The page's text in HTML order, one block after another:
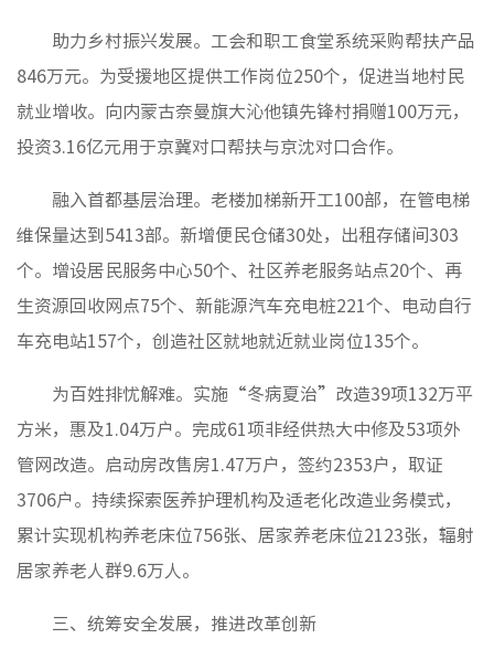
助力乡村振兴发展。工会和职工食堂系统采购帮扶产品
846万元。为受援地区提供工作岗位250个，促进当地村民
就业增收。向内蒙古奈曼旗大沁他镇先锋村捐赠100万元，
投资3.16亿元用于京冀对口帮扶与京沈对口合作。
融入首都基层治理。老楼加梯新开工100部，在管电梯
维保量达到5413部。新增便民仓储30处，出租存储间303
个。增设居民服务中心50个、社区养老服务站点20个、再
生资源回收网点75个、新能源汽车充电桩221个、电动自行
车充电站157个，创造社区就地就近就业岗位135个。
为百姓排忧解难。实施“冬病夏治”改造39项132万平
方米，惠及1.04万户。完成61项非经供热大中修及53项外
管网改造。启动房改售房1.47万户，签约2353户，取证
3706户。持续探索医养护理机构及适老化改造业务模式，
累计实现机构养老床位756张、居家养老床位2123张，辐射
居家养老人群9.6万人。
三、统筹安全发展，推进改革创新